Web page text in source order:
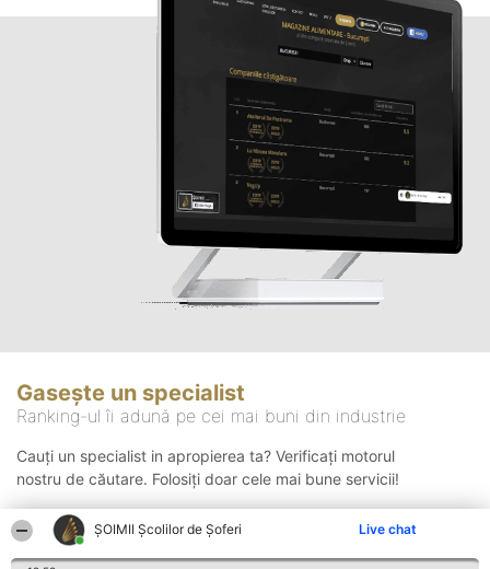
ŞOIMII Școlilor de Șoferi Live chat
Gasește un specialist
Ranking-ul îi adună pe cei mai buni din industrie
Cauți un specialist in apropierea ta? Verificați motorul
nostru de căutare. Folosiți doar cele mai bune servicii!